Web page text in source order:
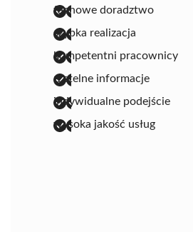
fachowe doradztwo
szybka realizacja
kompetentni pracownicy
rzetelne informacje
indywidualne podejście
wysoka jakość usług